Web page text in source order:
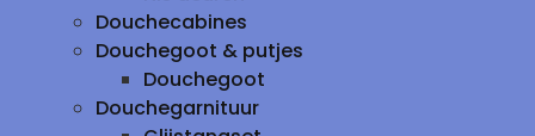
Douchecabines
Douchegoot & putjes
Douchegoot
Douchegarnituur